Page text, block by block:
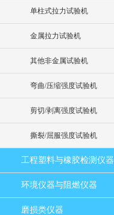
单柱式拉力试验机
金属拉力试验机
其他非金属试验机
弯曲/压缩强度试验机
剪切/剥离强度试验机
撕裂/屈服强度试验机
工程塑料与橡胶检测仪器
环境仪器与阻燃仪器
磨损类仪器